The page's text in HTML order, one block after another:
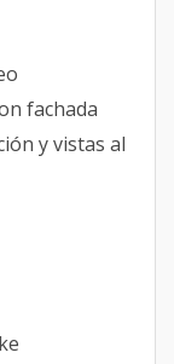
fachada
y vistas al